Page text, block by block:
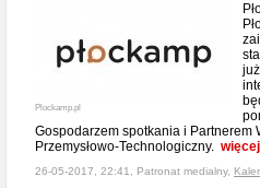
Plockamp.pl
Gospodarzem spotkania i Partnerem
Przemysłowo-Technologiczny. więcej
26-05-2017, 22:41, Patronat medialny,